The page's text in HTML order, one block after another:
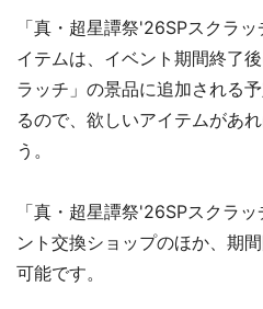
「真・超星譚祭'26SPスクラ
イテムは、イベント期間終了
ラッチ」の景品に追加される
るので、欲しいアイテムがあ
う。
「真・超星譚祭'26SPスクラ
ント交換ショップのほか、期
可能です。